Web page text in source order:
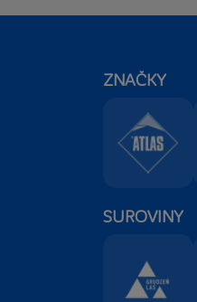
ZNAČKY
SUROVINY